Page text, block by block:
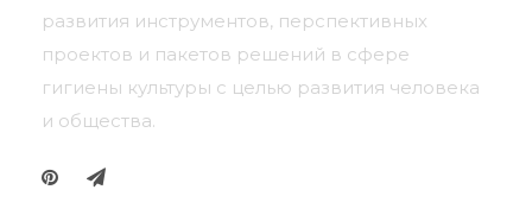
развития инструментов, перспективных
проектов и пакетов решений в сфере
гигиены культуры с целью развития человека
и общества.